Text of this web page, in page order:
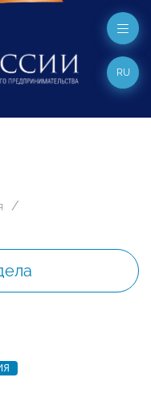
RU